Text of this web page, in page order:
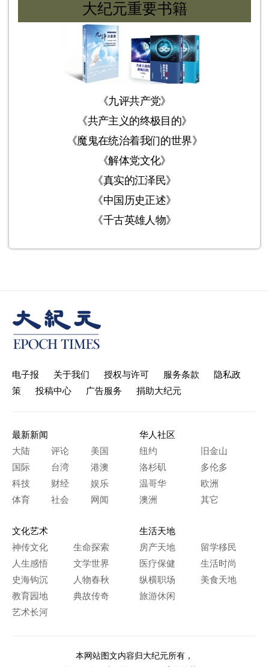
大纪元重要书籍
《九评共产党》
《共产主义的终极目的》
《魔鬼在统治着我们的世界》
《解体党文化》
《真实的江泽民》
《中国历史正述》
《千古英雄人物》
电子报 关于我们 授权与许可 服务条款
隐私政
策
投稿中心 广告服务 捐助大纪元
最新新闻
大陆
评论
美国
国际
台湾
港澳
科技
财经
娱乐
体育
社会 网闻
华人社区
纽约
旧金山
洛杉矶
多伦多
温哥华
欧洲
澳洲
其它
文化艺术
神传文化
生命探索
人生感悟
文学世界
史海钩沉
人物春秋
教育园地
典故传奇
艺术长河
生活天地
房产天地
留学移民
医疗保健
生活时尚
纵横职场
美食天地
旅游休闲
本网站图文内容归大纪元所有，